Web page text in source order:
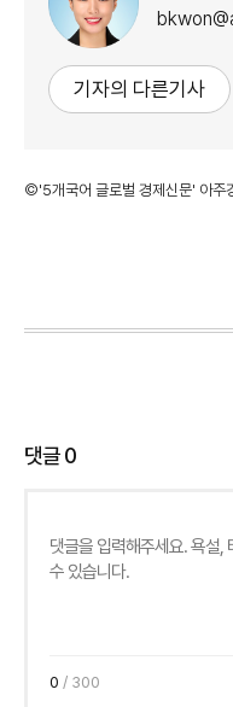
기자의 다른기사
©'5개국어 글로벌 경제신문' 아주
댓글0
0 / 300